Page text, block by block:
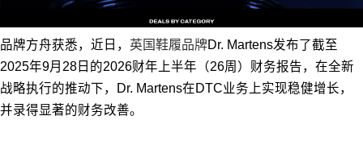
品牌方舟获悉，近日， 英国鞋履品牌Dr. Martens发布了截至
2025年9月28日的2026财年上半年（26周）财务报告，在全新
战略执行的推动下，Dr. Martens在DTC业务上实现稳健增长，
并录得显著的财务改善。